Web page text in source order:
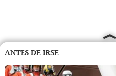
ANTES DE IRSE